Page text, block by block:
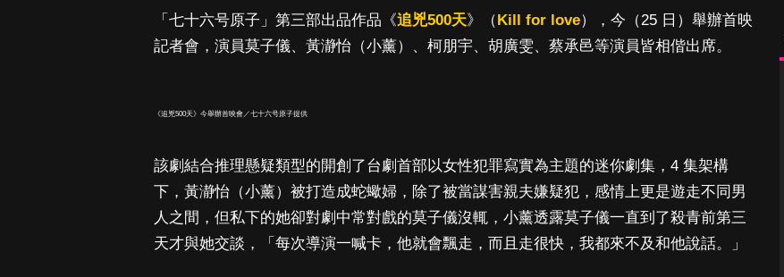
「七十六号原子」第三部出品作品《追兇500天》（Kill for love），今（25 日）舉辦首映
記者會，演員莫子儀、黃瀞怡（小薰）、柯朋宇、胡廣雯、蔡承邑等演員皆相偕出席。
《追兇500天》今舉辦首映會／七十六号原子提供
該劇結合推理懸疑類型的開創了台劇首部以女性犯罪寫實為主題的迷你劇集，4 集架構
下，黃瀞怡（小薰）被打造成蛇蠍婦，除了被當謀害親夫嫌疑犯，感情上更是遊走不同男
人之間，但私下的她卻對劇中常對戲的莫子儀沒輒，小薰透露莫子儀一直到了殺青前第三
天才與她交談，「每次導演一喊卡，他就會飄走，而且走很快，我都來不及和他說話。」